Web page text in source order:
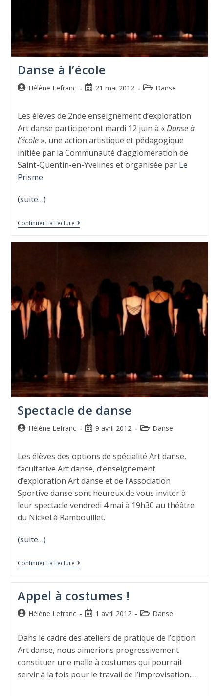
Danse à l’école
Hélène Lefranc 21 mai 2012 Danse
Les élèves de 2nde enseignement d’exploration
Art danse participeront mardi 12 juin à «Danse à
l’école», une action artistique et pédagogique
initiée par la Communauté d’agglomération de
Saint-Quentin-en-Yvelines et organisée par Le
Prisme
(suite…)
Continuer La Lecture
Spectacle de danse
Hélène Lefranc 9 avril 2012 Danse
Les élèves des options de spécialité Art danse,
facultative Art danse, d’enseignement
d’exploration Art danse et de l’Association
Sportive danse sont heureux de vous inviter à
leur spectacle vendredi 4 mai à 19h30 au théâtre
du Nickel à Rambouillet.
(suite…)
Continuer La Lecture
Appel à costumes !
Hélène Lefranc 1 avril 2012 Danse
Dans le cadre des ateliers de pratique de l’option
Art danse, nous aimerions progressivement
constituer une malle à costumes qui pourrait
servir à la fois pour le travail de l’improvisation,…